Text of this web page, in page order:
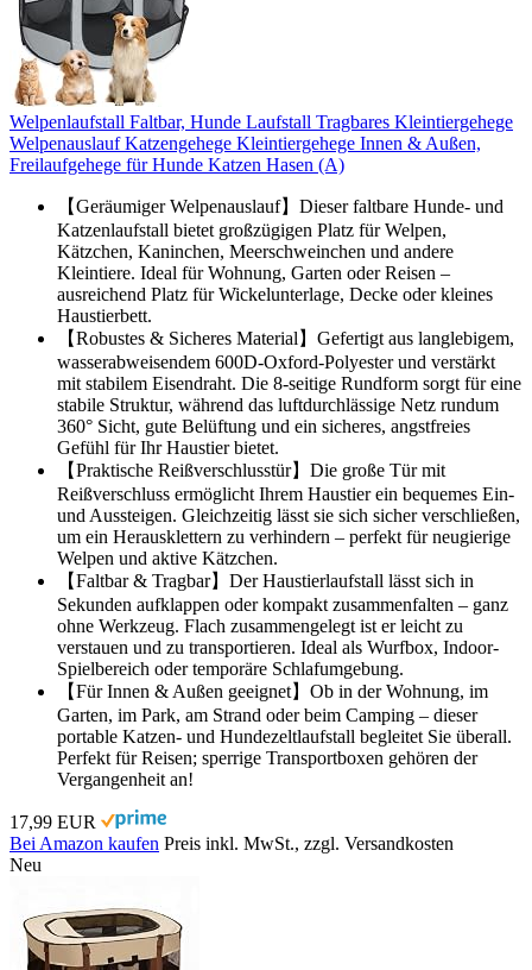
Welpenlaufstall Faltbar, Hunde Laufstall Tragbares Kleintiergehege
Welpenauslauf Katzengehege Kleintiergehege Innen & Außen,
Freilaufgehege für Hunde Katzen Hasen (A)
【Geräumiger Welpenauslauf】Dieser faltbare Hunde- und
Katzenlaufstall bietet großzügigen Platz für Welpen,
Kätzchen, Kaninchen, Meerschweinchen und andere
Kleintiere. Ideal für Wohnung, Garten oder Reisen –
ausreichend Platz für Wickelunterlage, Decke oder kleines
Haustierbett.
【Robustes & Sicheres Material】Gefertigt aus langlebigem,
wasserabweisendem 600D-Oxford-Polyester und verstärkt
mit stabilem Eisendraht. Die 8-seitige Rundform sorgt für eine
stabile Struktur, während das luftdurchlässige Netz rundum
360° Sicht, gute Belüftung und ein sicheres, angstfreies
Gefühl für Ihr Haustier bietet.
【Praktische Reißverschlusstür】Die große Tür mit
Reißverschluss ermöglicht Ihrem Haustier ein bequemes Ein-
und Aussteigen. Gleichzeitig lässt sie sich sicher verschließen,
um ein Herausklettern zu verhindern – perfekt für neugierige
Welpen und aktive Kätzchen.
【Faltbar & Tragbar】Der Haustierlaufstall lässt sich in
Sekunden aufklappen oder kompakt zusammenfalten – ganz
ohne Werkzeug. Flach zusammengelegt ist er leicht zu
verstauen und zu transportieren. Ideal als Wurfbox, Indoor-
Spielbereich oder temporäre Schlafumgebung.
【Für Innen & Außen geeignet】Ob in der Wohnung, im
Garten, im Park, am Strand oder beim Camping – dieser
portable Katzen- und Hundezeltlaufstall begleitet Sie überall.
Perfekt für Reisen; sperrige Transportboxen gehören der
Vergangenheit an!
17,99 EUR
Bei Amazon kaufen Preis inkl. MwSt., zzgl. Versandkosten
Neu